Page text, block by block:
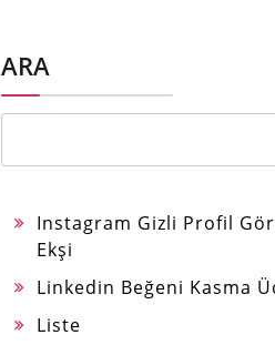
ARA
Instagram Gizli Profil
Ekşi
Linkedin Beğeni Kasma
Liste